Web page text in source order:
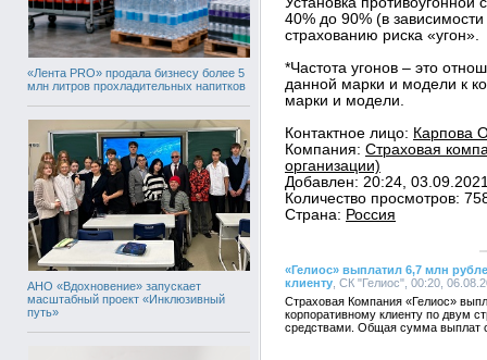
«Лента PRO» продала бизнесу более 5
млн литров прохладительных напитков
АНО «Вдохновение» запускает
масштабный проект «Инклюзивный
путь»
40% до 90% (в
страхованию риска «угон».
*Частота угонов – это
данной марки и модели к
марки и модели.
Контактное лицо: Карпова
Компания: Страховая
организации)
Добавлен: 20:24,
Количество просмотров:
Страна: Россия
«Гелиос» выплатил 6,7 млн
клиенту , СК "Гелиос", 00:20,
Страховая Компания «Гелиос»
корпоративному клиенту по двум
средствами. Общая сумма выплат